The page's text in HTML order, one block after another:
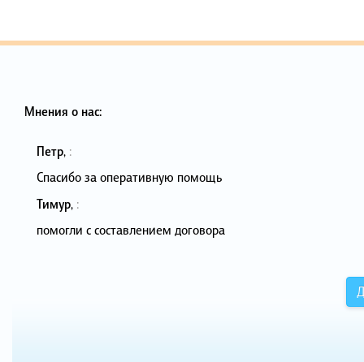
Мнения о нас:
Петр, :
Спасибо за оперативную помощь
Тимур, :
помогли с составлением договора